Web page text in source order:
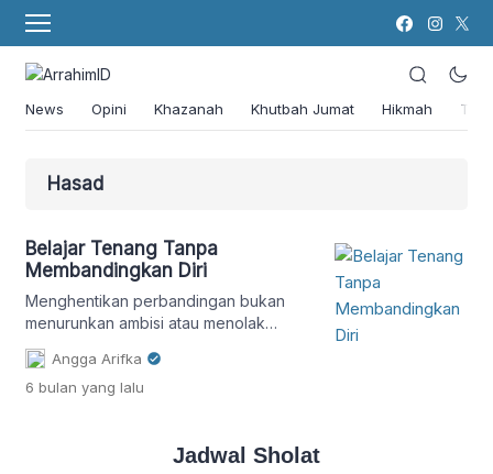
News Opini Khazanah Khutbah Jumat Hikmah
Hasad
Belajar Tenang Tanpa
Membandingkan Diri
Menghentikan perbandingan bukan
menurunkan ambisi atau menolak
keunggulan. Ini tentang mengarahkan
ambisi ke dalam dan ke atas daripada
ke samping
Angga Arifka
6 bulan yang lalu
Jadwal Sholat